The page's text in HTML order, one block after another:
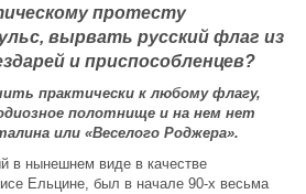
протесту
вырвать русский флаг из
и приспособленцев?
практически к любому флагу,
полотнище и на нем нет
или «Веселого Роджера».
в нынешнем виде в качестве
Ельцине, был в начале 90-х весьма